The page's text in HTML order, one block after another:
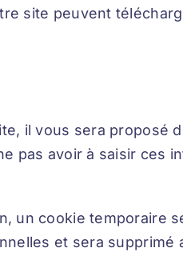
site peuvent
il vous sera proposé
pas avoir à saisir ces
un cookie temporaire
et sera